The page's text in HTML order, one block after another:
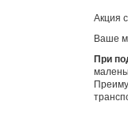
Акция
Ваше
При